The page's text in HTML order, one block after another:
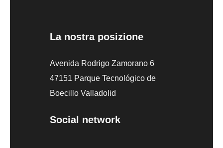
La nostra posizione
Avenida Rodrigo Zamorano 6
47151 Parque Tecnológico de
Boecillo Valladolid
Social network